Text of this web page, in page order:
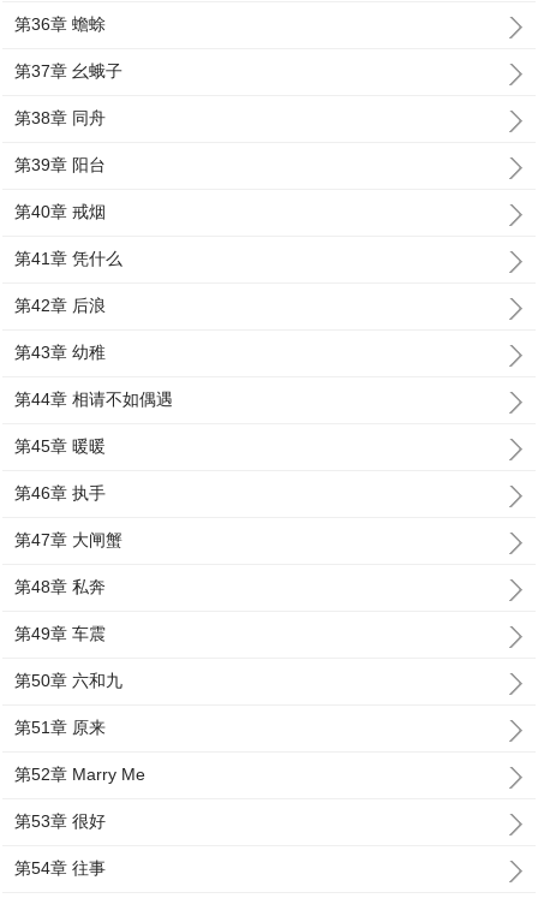
第36章 蟾蜍
第37章 幺蛾子
第38章 同舟
第39章 阳台
第40章 戒烟
第41章 凭什么
第42章 后浪
第43章 幼稚
第44章 相请不如偶遇
第45章 暖暖
第46章 执手
第47章 大闸蟹
第48章 私奔
第49章 车震
第50章 六和九
第51章 原来
第52章 Marry Me
第53章 很好
第54章 往事